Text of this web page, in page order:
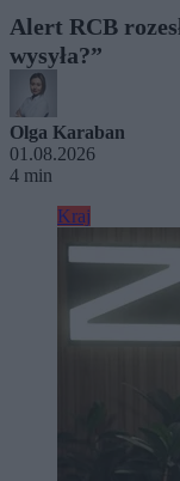
Alert RCB
wysyła?”
Olga Karaban
01.08.2026
4 min
Kraj